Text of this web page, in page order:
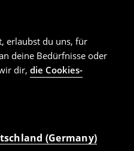
erlaubst du uns, für
deine Bedürfnisse oder
dir, die Cookies-
(Germany)